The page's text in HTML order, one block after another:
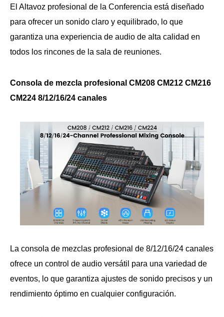
El Altavoz profesional de la Conferencia está diseñado
para ofrecer un sonido claro y equilibrado, lo que
garantiza una experiencia de audio de alta calidad en
todos los rincones de la sala de reuniones.
Consola de mezcla profesional CM208 CM212 CM216
CM224 8/12/16/24 canales
La consola de mezclas profesional de 8/12/16/24 canales
ofrece un control de audio versátil para una variedad de
eventos, lo que garantiza ajustes de sonido precisos y un
rendimiento óptimo en cualquier configuración.